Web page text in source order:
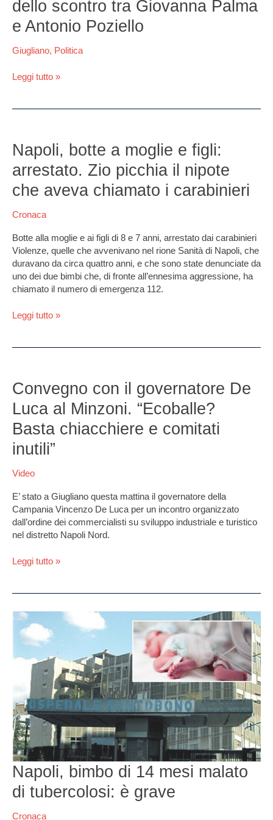
dello scontro tra Giovanna Palma
e Antonio Poziello
Giugliano, Politica
Leggi tutto »
Napoli, botte a moglie e figli:
arrestato. Zio picchia il nipote
che aveva chiamato i carabinieri
Cronaca
Botte alla moglie e ai figli di 8 e 7 anni, arrestato dai carabinieri
Violenze, quelle che avvenivano nel rione Sanità di Napoli, che
duravano da circa quattro anni, e che sono state denunciate da
uno dei due bimbi che, di fronte all’ennesima aggressione, ha
chiamato il numero di emergenza 112.
botte
a
moglie
figli:
arrestato.
picchia
il
nipote
che
aveva
iLeggi tutto »
Convegno con il governatore De
Luca al Minzoni. “Ecoballe?
Basta chiacchiere e comitati
inutili”
Video
E’ stato a Giugliano questa mattina il governatore della
Campania Vincenzo De Luca per un incontro organizzato
dall’ordine dei commercialisti su sviluppo industriale e turistico
nel distretto Napoli Nord.
con
governatore
De
Luca
al
“Ecoballe?
chiacchiere
e
comitati
inutili”
Leggi tutto »
Napoli, bimbo di 14 mesi malato
di tubercolosi: è grave
Cronaca
Napoli,
bimbo
14
malato
di
tubercolosi:
è
grave